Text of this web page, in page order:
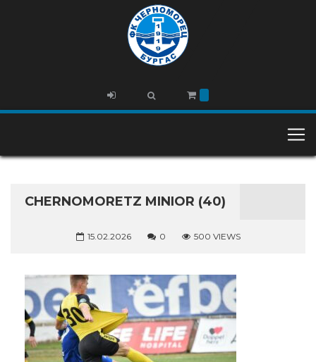
CHERNOMORETZ MINIOR (40)
15.02.2026 0 500 VIEWS